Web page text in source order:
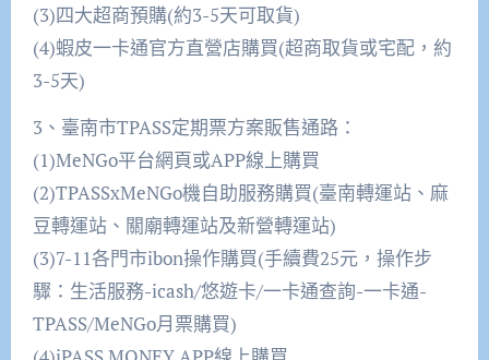
(3)四大超商預購(約3-5天可取貨)
(4)蝦皮一卡通官方直營店購買(超商取貨或宅配，約
3-5天)
3、臺南市TPASS定期票方案販售通路：
(1)MeNGo平台網頁或APP線上購買
(2)TPASSxMeNGo機自助服務購買(臺南轉運站、麻
豆轉運站、關廟轉運站及新營轉運站)
(3)7-11各門市ibon操作購買(手續費25元，操作步
驟：生活服務-icash/悠遊卡/一卡通查詢-一卡通-
TPASS/MeNGo月票購買)